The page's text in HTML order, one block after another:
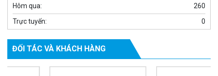
260
Hôm qua:
0
Trực tuyến:
ĐỐI TÁC VÀ KHÁCH HÀNG